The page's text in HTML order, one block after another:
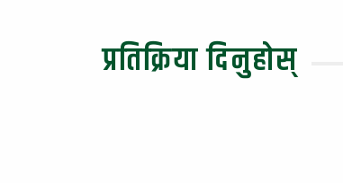
प्रतिक्रिया दिनुहोस्